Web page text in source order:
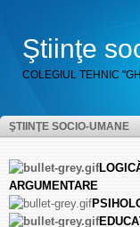
Ştiinţe
COLEGIUL TEHNIC
ŞTIINŢE SOCIO-UMANE
ARGUMENTARE